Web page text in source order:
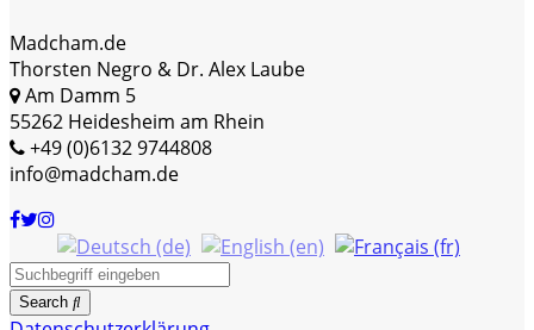
Madcham.de
Thorsten Negro & Dr. Alex Laube
Am Damm 5
55262 Heidesheim am Rhein
+49 (0)6132 9744808
info@madcham.de
Search